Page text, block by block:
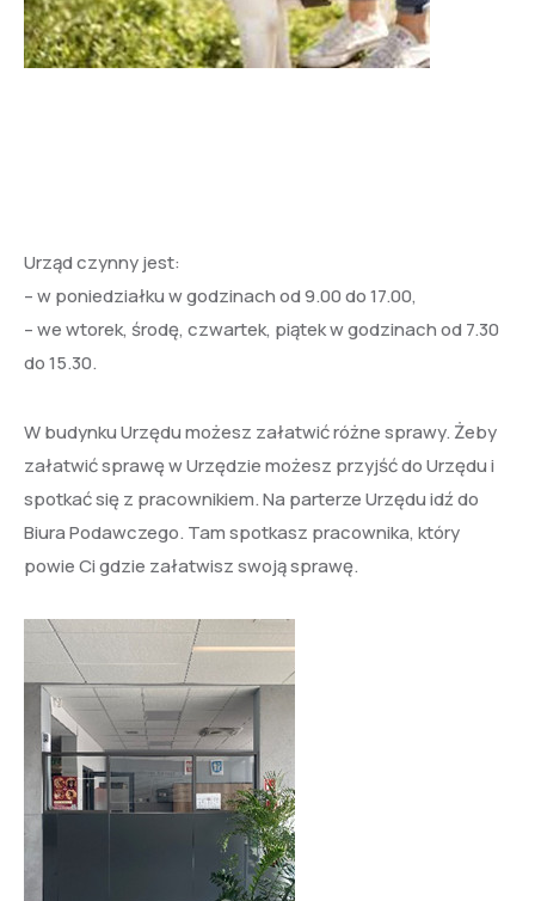
Urząd czynny jest:
– w poniedziałku w godzinach od 9.00 do 17.00,
– we wtorek, środę, czwartek, piątek w godzinach od 7.30
do 15.30.
W budynku Urzędu możesz załatwić różne sprawy. Żeby
załatwić sprawę w Urzędzie możesz przyjść do Urzędu i
spotkać się z pracownikiem. Na parterze Urzędu idź do
Biura Podawczego. Tam spotkasz pracownika, który
powie Ci gdzie załatwisz swoją sprawę.